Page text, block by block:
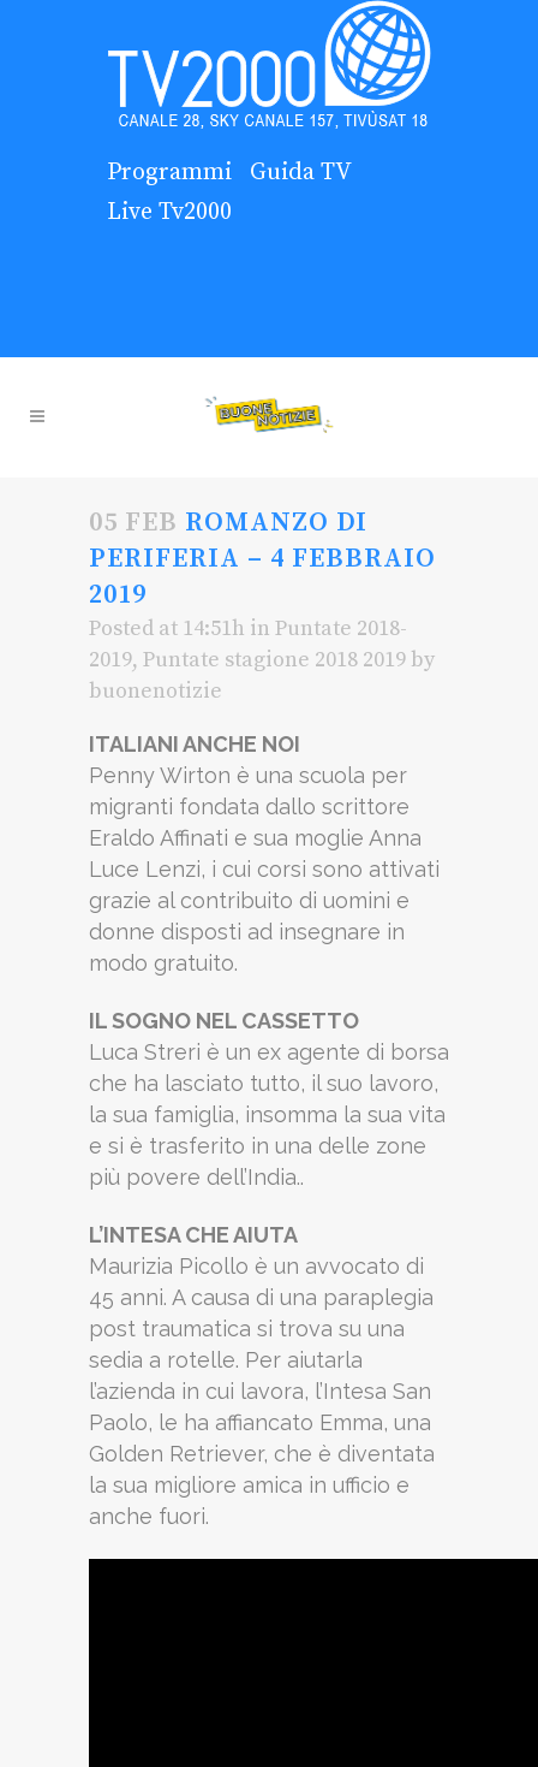
Programmi
Guida TV
Live Tv2000
05 FEB ROMANZO DI
PERIFERIA – 4 FEBBRAIO
2019
Posted at 14:51h in Puntate 2018-
2019, Puntate stagione 2018 2019 by
buonenotizie
ITALIANI ANCHE NOI
Penny Wirton è una scuola per
migranti fondata dallo scrittore
Eraldo Affinati e sua moglie Anna
Luce Lenzi, i cui corsi sono attivati
grazie al contribuito di uomini e
donne disposti ad insegnare in
modo gratuito.
IL SOGNO NEL CASSETTO
Luca Streri è un ex agente di borsa
che ha lasciato tutto, il suo lavoro,
la sua famiglia, insomma la sua vita
e si è trasferito in una delle zone
più povere dell’India..
L’INTESA CHE AIUTA
Maurizia Picollo è un avvocato di
45 anni. A causa di una paraplegia
post traumatica si trova su una
sedia a rotelle. Per aiutarla
l’azienda in cui lavora, l’Intesa San
Paolo, le ha affiancato Emma, una
Golden Retriever, che è diventata
la sua migliore amica in ufficio e
anche fuori.